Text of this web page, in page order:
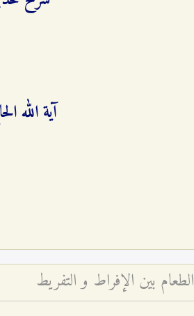
آية الله
الطعام بين الإفراط و التفريط